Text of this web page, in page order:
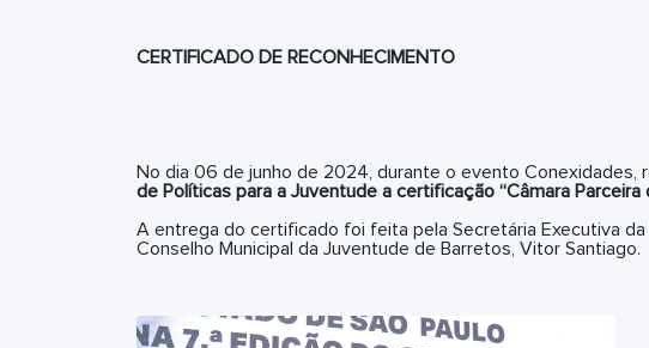
CERTIFICADO DE RECONHECIMENTO
No dia 06 de junho de 2024, durante o evento Conexidades,
de Políticas para a Juventude a certificação “Câmara
A entrega do certificado foi feita pela Secretária Executiva da
Conselho Municipal da Juventude de Barretos, Vitor Santiago.